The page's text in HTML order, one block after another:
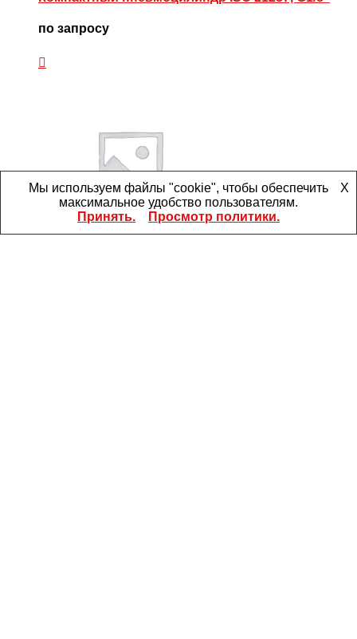
по запросу
Мы используем файлы "cookie", чтобы обеспечить
максимальное удобство пользователям.
X
Принять. Просмотр политики.